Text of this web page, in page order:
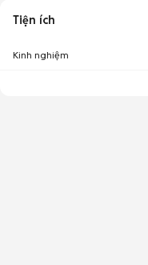
Tiện ích
Kinh nghiệm